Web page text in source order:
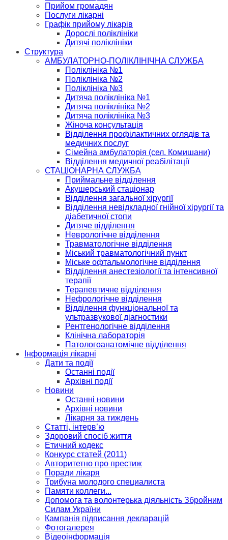
Прийом громадян
Послуги лікарні
Графік прийому лікарів
Дорослі поліклініки
Дитячі поліклініки
Структура
АМБУЛАТОРНО-ПОЛІКЛІНІЧНА СЛУЖБА
Поліклініка №1
Поліклініка №2
Поліклініка №3
Дитяча поліклініка №1
Дитяча поліклініка №2
Дитяча поліклініка №3
Жіноча консультація
Відділення профілактичних оглядів та
медичних послуг
Сімейна амбулаторія (сел. Комишани)
Відділення медичної реабілітації
СТАЦІОНАРНА СЛУЖБА
Приймальне відділення
Акушерський стаціонар
Відділення загальної хірургії
Відділення невідкладної гнійної хірургії та
діабетичної стопи
Дитяче відділення
Неврологічне відділення
Травматологічне відділення
Міський травматологічний пункт
Міське офтальмологічне відділення
Відділення анестезіології та інтенсивної
терапії
Терапевтичне відділення
Нефрологічне відділення
Відділення функціональної та
ультразвукової діагностики
Рентгенологічне відділення
Клінічна лабораторія
Патологоанатомічне відділення
Інформація лікарні
Дати та події
Останні події
Архівні події
Новини
Останні новини
Архівні новини
Лікарня за тиждень
Статті, інтерв’ю
Здоровий спосіб життя
Етичний кодекс
Конкурс статей (2011)
Авторитетно про престиж
Поради лікаря
Трибуна молодого специалиста
Памяти коллеги...
Допомога та волонтерька діяльність Збройним
Силам України
Кампанія підписання декларацій
Фотогалерея
Відеоінформація